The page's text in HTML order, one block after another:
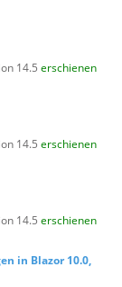
14.5 erschienen
14.5 erschienen
14.5 erschienen
in Blazor 10.0,